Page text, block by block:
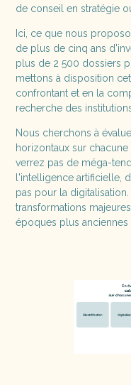
de conseil en stratégie
Ici, ce que nous
de plus de cinq ans
plus de 2 500 dossiers
mettons à disposition
confrontant et en la
recherche des
Nous cherchons à
horizontaux sur
verrez pas de méga-
l'intelligence artificielle,
pas pour la
transformations
époques plus